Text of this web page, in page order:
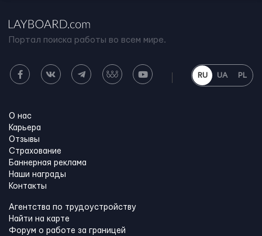
Портал поиска работы во всем мире.
RU UA PL
О нас
Карьера
Отзывы
Страхование
Баннерная реклама
Наши награды
Контакты
Агентства по трудоустройству
Найти на карте
Форум о работе за границей